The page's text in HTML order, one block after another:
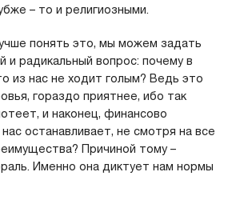
– то и религиозными.
понять это, мы можем задать
и радикальный вопрос: почему в
из нас не ходит голым? Ведь это
гораздо приятнее, ибо так
и наконец, финансово
останавливает, не смотря на все
Причиной тому –
Именно она диктует нам нормы